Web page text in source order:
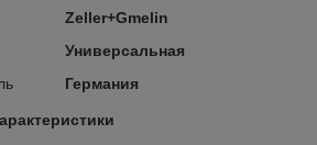
Zeller+Gmelin
Универсальная
Германия